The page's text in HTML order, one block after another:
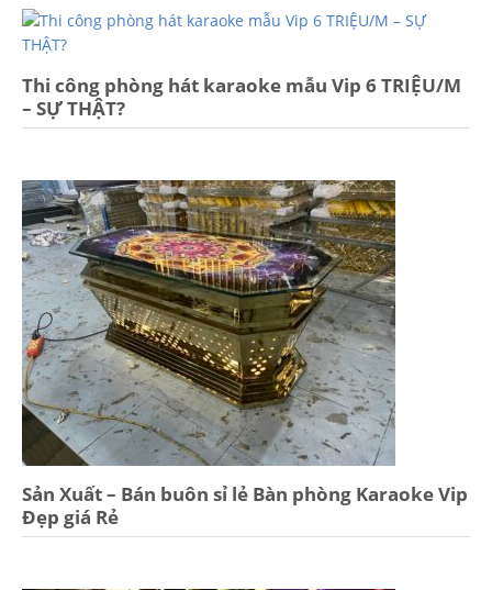
Thi công phòng hát karaoke mẫu Vip 6 TRIỆU/M
– SỰ THẬT?
Sản Xuất – Bán buôn sỉ lẻ Bàn phòng Karaoke Vip
Đẹp giá Rẻ